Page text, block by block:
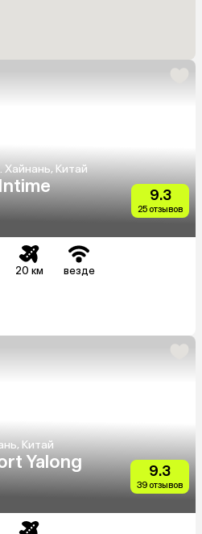
Китай
9.3
25 отзывов
20 км везде
Китай
Yalong
9.3
39 отзывов